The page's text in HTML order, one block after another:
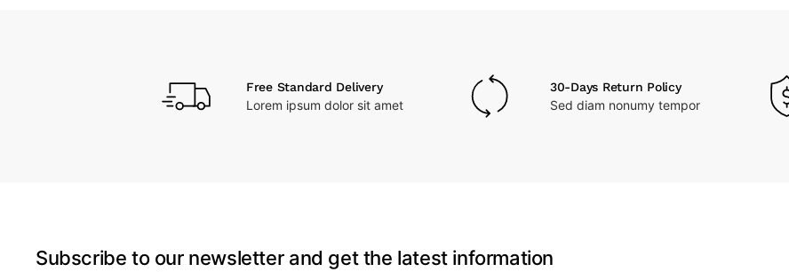
Free Standard Delivery
Lorem ipsum dolor sit amet
30-Days Return Policy
Sed diam nonumy tempor
Subscribe to our newsletter and get the latest information